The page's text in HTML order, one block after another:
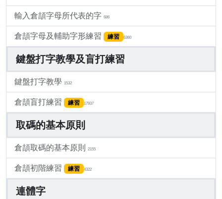
輸入倉頡字母所代表的字 686
倉頡字母及輔助字形練習 練習 6360
鍵盤打字教學及盲打練習
鍵盤打字教學 1532
倉頡盲打練習 練習 17937
取碼的基本原則
倉頡取碼的基本原則 2155
倉頡初階練習 練習 4322
連體字